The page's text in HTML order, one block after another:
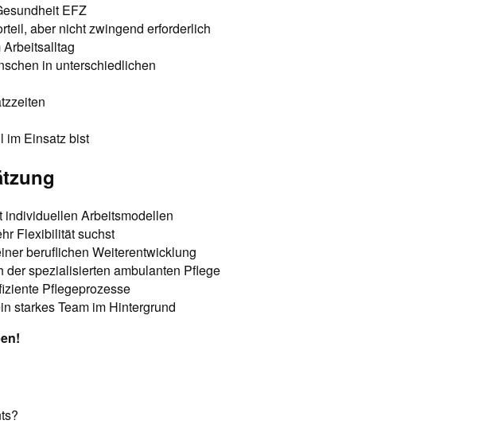
EFZ
aber nicht zwingend erforderlich
in unterschiedlichen
im Einsatz bist
Arbeitsmodellen
Flexibilität suchst
beruflichen Weiterentwicklung
spezialisierten ambulanten Pflege
Pflegeprozesse
starkes Team im Hintergrund